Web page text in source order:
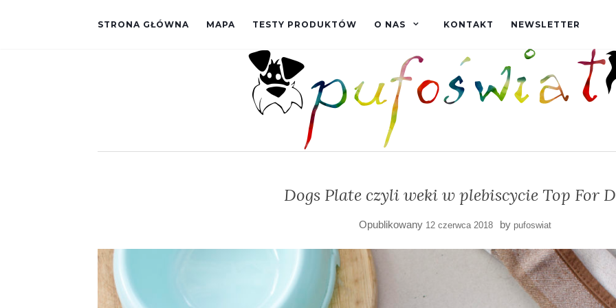
STRONA GŁÓWNA MAPA TESTY PRODUKTÓW O NAS KONTAKT NEWSLETTER
Dogs Plate czyli weki w plebiscycie Top For
Opublikowany 12 czerwca 2018 by pufoswiat